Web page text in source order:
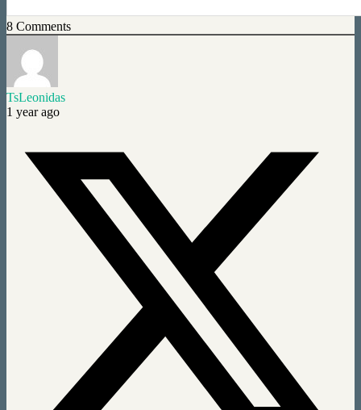
8 Comments
TsLeonidas
1 year ago